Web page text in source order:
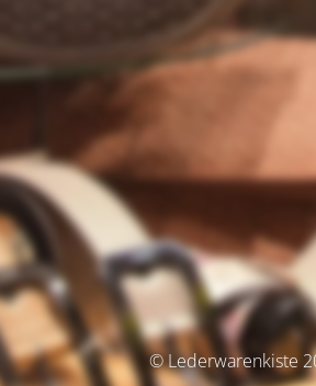
© Lederwarenkiste